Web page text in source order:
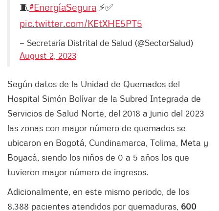
🧵#EnergíaSegura ⚡️✅
pic.twitter.com/KEtXHE5PT5
— Secretaría Distrital de Salud (@SectorSalud)
August 2, 2023
Según datos de la Unidad de Quemados del
Hospital Simón Bolívar de la Subred Integrada de
Servicios de Salud Norte, del 2018 a junio del 2023
las zonas con mayor número de quemados se
ubicaron en Bogotá, Cundinamarca, Tolima, Meta y
Boyacá, siendo los niños de 0 a 5 años los que
tuvieron mayor número de ingresos.
Adicionalmente, en este mismo periodo, de los
8.388 pacientes atendidos por quemaduras, 600